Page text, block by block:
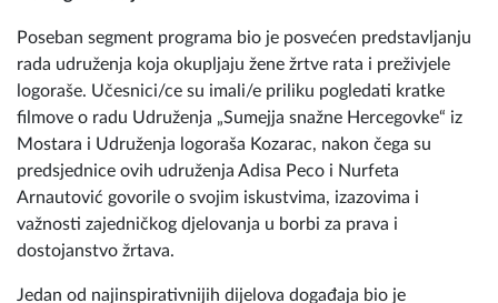
rada udruženja koja okupljaju žene žrtve rata i preživjele
logoraše. Učesnici/ce su imali/e priliku pogledati kratke
filmove o radu Udruženja „Sumejja snažne Hercegovke“ iz
Mostara i Udruženja logoraša Kozarac, nakon čega su
predsjednice ovih udruženja Adisa Peco i Nurfeta
Arnautović govorile o svojim iskustvima, izazovima i
važnosti zajedničkog djelovanja u borbi za prava i
dostojanstvo žrtava.
posvećen mladima. Kroz video priče mladih iz Mostara i